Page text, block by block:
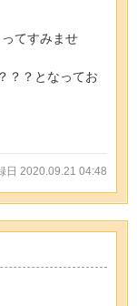
てすみませ
？となってお
日 2020.09.21 04:48